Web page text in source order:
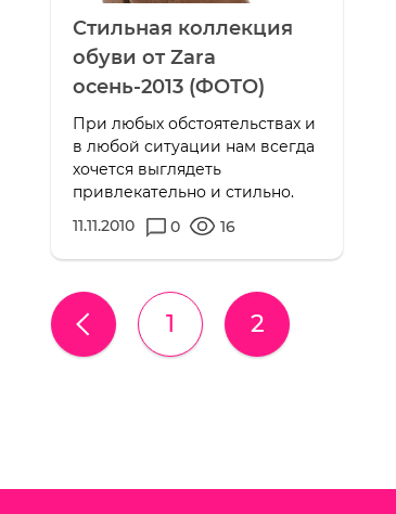
Стильная коллекция
обуви от Zara
осень-2013 (ФОТО)
При любых обстоятельствах и
в любой ситуации нам всегда
хочется выглядеть
привлекательно и стильно.
11.11.2010
0 16
1 2